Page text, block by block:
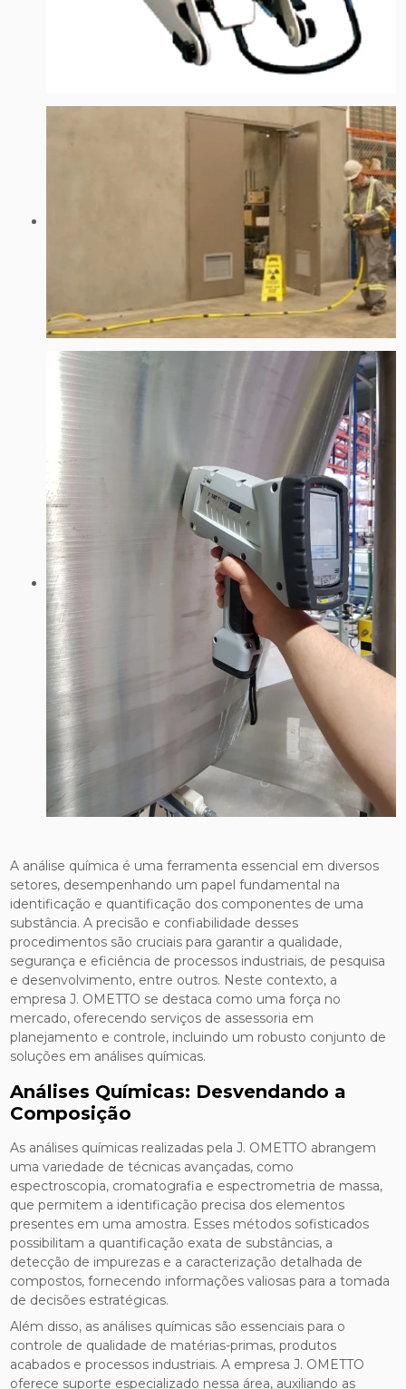
A análise química é uma ferramenta essencial em diversos
setores, desempenhando um papel fundamental na
identificação e quantificação dos componentes de uma
substância. A precisão e confiabilidade desses
procedimentos são cruciais para garantir a qualidade,
segurança e eficiência de processos industriais, de pesquisa
e desenvolvimento, entre outros. Neste contexto, a
empresa J. OMETTO se destaca como uma força no
mercado, oferecendo serviços de assessoria em
planejamento e controle, incluindo um robusto conjunto de
soluções em análises químicas.
Análises Químicas: Desvendando a
Composição
As análises químicas realizadas pela J. OMETTO abrangem
uma variedade de técnicas avançadas, como
espectroscopia, cromatografia e espectrometria de massa,
que permitem a identificação precisa dos elementos
presentes em uma amostra. Esses métodos sofisticados
possibilitam a quantificação exata de substâncias, a
detecção de impurezas e a caracterização detalhada de
compostos, fornecendo informações valiosas para a tomada
de decisões estratégicas.
Além disso, as análises químicas são essenciais para o
controle de qualidade de matérias-primas, produtos
acabados e processos industriais. A empresa J. OMETTO
oferece suporte especializado nessa área, auxiliando as